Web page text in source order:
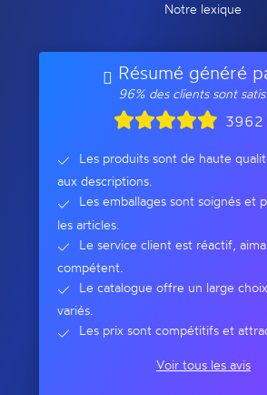
Notre lexique
Résumé généré
96% des clients sont
3962
Les produits sont de haute
aux descriptions.
Les emballages sont soignés et
les articles.
Le service client est réactif,
compétent.
Le catalogue offre un large
variés.
Les prix sont compétitifs et
Voir tous les avis